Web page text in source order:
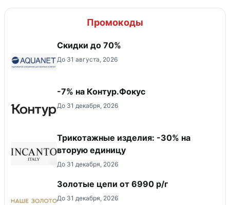
Промокоды
Скидки до 70%
До 31 августа, 2026
-7% на Контур.Фокус
До 31 декабря, 2026
Трикотажные изделия: -30% на
вторую единицу
До 31 декабря, 2026
Золотые цепи от 6990 р/г
До 31 декабря, 2026